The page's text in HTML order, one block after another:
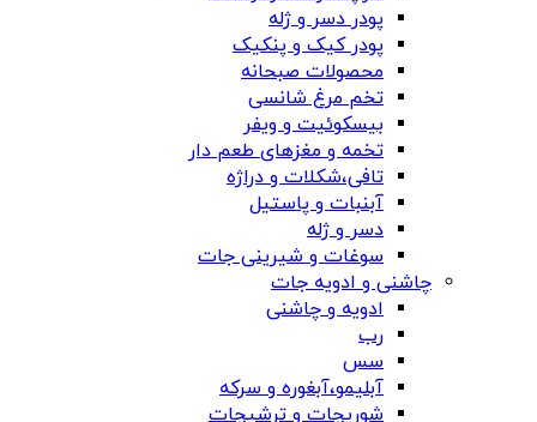
پودر دسر و ژله
پودر کیک و پنکیک
محصولات صبحانه
تخم مرغ شانسی
بیسکوئیت و ویفر
تخمه و مغزهای طعم دار
تافی،شکلات و دراژه
آبنبات و پاستیل
دسر و ژله
سوغات و شیرینی جات
چاشنی و ادویه جات
ادویه و چاشنی
رب
سس
آبلیمو،آبغوره و سرکه
شوریجات و ترشیجات